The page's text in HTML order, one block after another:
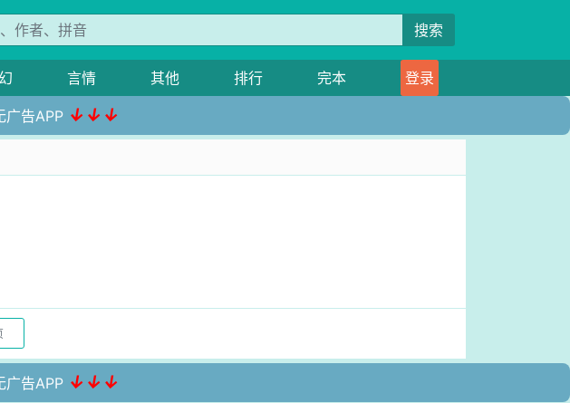
搜索
言情 其他 排行 完本 登录
广告APP ↓↓↓
广告APP ↓↓↓